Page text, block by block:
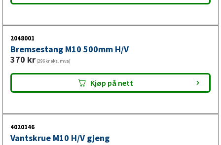
2048001
Bremsestang M10 500mm H/V
370 kr (296kr eks. mva)
Kjøp på nett
4020146
Vantskrue M10 H/V gjeng